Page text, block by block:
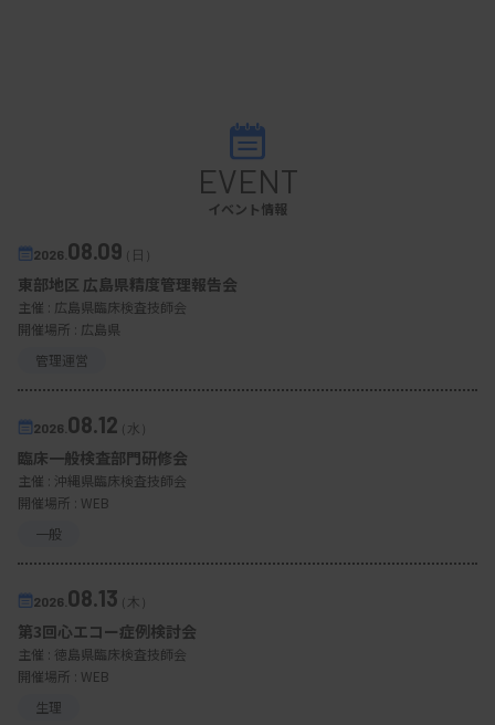
EVENT
イベント情報
2026. 08.09（日）
東部地区 広島県精度管理報告会
主催 : 広島県臨床検査技師会
開催場所 : 広島県
管理運営
2026. 08.12（水）
臨床一般検査部門研修会
主催 : 沖縄県臨床検査技師会
開催場所 : WEB
一般
2026. 08.13（木）
第3回心エコー症例検討会
主催 : 徳島県臨床検査技師会
開催場所 : WEB
生理